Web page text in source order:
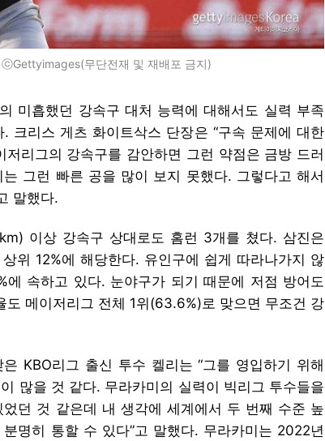
무단전재 및 재배포 금지)
미흡했던 강속구 대처 능력에 대해서도 실력 부족
크리스 게츠 화이트삭스 단장은 “구속 문제에 대한
리그의 강속구를 감안하면 그런 약점은 금방 드러
그런 빠른 공을 많이 보지 못했다. 그렇다고 해서
말했다.
이상 강속구 상대로도 홈런 3개를 쳤다. 삼진은
위 12%에 해당한다. 유인구에 쉽게 따라나가지 않
에 속하고 있다. 눈야구가 되기 때문에 저점 방어도
메이저리그 전체 1위(63.6%)로 맞으면 무조건 강
KBO리그 출신 투수 켈리는 “그를 영입하기 위해
많을 것 같다. 무라카미의 실력이 빅리그 투수들을
던 것 같은데 내 생각에 세계에서 두 번째 수준 높
명히 통할 수 있다”고 말했다. 무라카미는 2022년